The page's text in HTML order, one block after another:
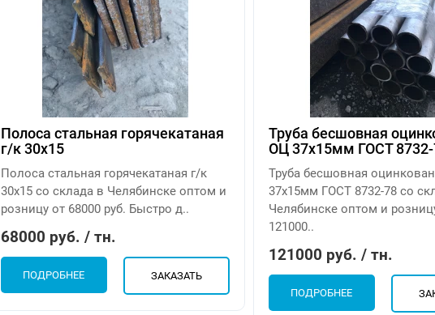
Полоса стальная горячекатаная
г/к 30х15
Полоса стальная горячекатаная г/к
30х15 со склада в Челябинске оптом и
розницу от 68000 руб. Быстро д..
68000 руб. / тн.
ПОДРОБНЕЕ ЗАКАЗАТЬ
Труба бесшовная
ОЦ 37х15мм ГОСТ
Труба бесшовная
37х15мм ГОСТ 8732-78 со
Челябинске оптом и
121000..
121000 руб. / тн.
ПОДРОБНЕЕ